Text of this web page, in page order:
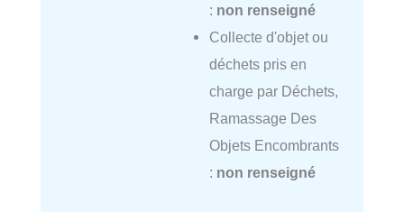
: non renseigné
Collecte d'objet ou
déchets pris en
charge par Déchets,
Ramassage Des
Objets Encombrants
: non renseigné